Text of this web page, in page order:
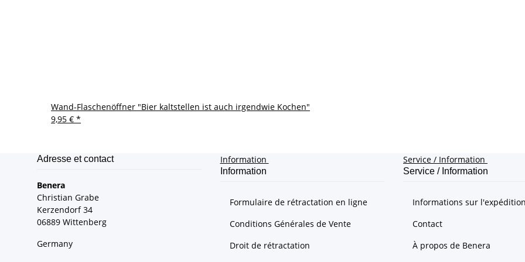
Wand-Flaschenöffner "Bier kaltstellen ist auch irgendwie Kochen"
9,95 € *
Adresse et contact
Benera
Christian Grabe
Kerzendorf 34
06889 Wittenberg
Germany
Information
Information
Formulaire de rétractation en ligne
Conditions Générales de Vente
Droit de rétractation
Service / Information
Service / Information
Informations sur
Contact
À propos de Benera